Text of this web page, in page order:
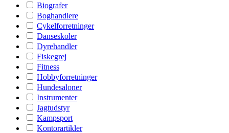
Biografer
Boghandlere
Cykelforretninger
Danseskoler
Dyrehandler
Fiskegrej
Fitness
Hobbyforretninger
Hundesaloner
Instrumenter
Jagtudstyr
Kampsport
Kontorartikler